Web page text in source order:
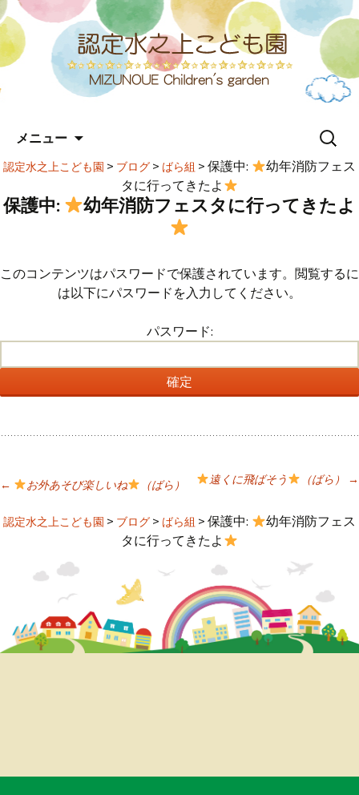
メニュー
テ
ツ
へ
プ
検
認定水之上こども園 > ブログ > ばら組 >保護中:
幼年消防フェス
タに行ってきたよ
保護中: 幼年消防フェスタに行ってきたよ
このコンテンツはパスワードで保護されています。閲覧するに
は以下にパスワードを入力してください。
パスワード:
投
稿
ナ
ー
← お外あそび楽しいね （ばら） 遠くに飛ばそう （ばら） →
認定水之上こども園 > ブログ > ばら組 >保護中:
幼年消防フェス
タに行ってきたよ